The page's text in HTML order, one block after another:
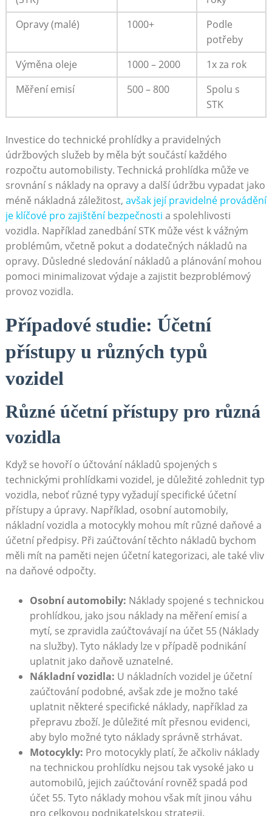
Opravy (malé)
1000+
Podle
potřeby
Výměna oleje
1000 – 2000
1x za rok
Měření emisí
500 – 800
Spolu s
STK
Investice do technické prohlídky a pravidelných
údržbových služeb by měla být součástí každého
rozpočtu automobilisty. Technická prohlídka může ve
srovnání s náklady na opravy a další údržbu vypadat jako
méně nákladná záležitost, avšak její pravidelné provádění
je klíčové pro zajištění bezpečnosti a spolehlivosti
vozidla. Například zanedbání STK může vést k vážným
problémům, včetně pokut a dodatečných nákladů na
opravy. Důsledné sledování nákladů a plánování mohou
pomoci minimalizovat výdaje a zajistit bezproblémový
provoz vozidla.
Případové studie: Účetní
přístupy u různých typů
vozidel
Různé účetní přístupy pro různá
vozidla
Když se hovoří o účtování nákladů spojených s
technickými prohlídkami vozidel, je důležité zohlednit typ
vozidla, neboť různé typy vyžadují specifické účetní
přístupy a úpravy. Například, osobní automobily,
nákladní vozidla a motocykly mohou mít různé daňové a
účetní předpisy. Při zaúčtování těchto nákladů bychom
měli mít na paměti nejen účetní kategorizaci, ale také vliv
na daňové odpočty.
Osobní automobily: Náklady spojené s technickou
prohlídkou, jako jsou náklady na měření emisí a
mytí, se zpravidla zaúčtovávají na účet 55 (Náklady
na služby). Tyto náklady lze v případě podnikání
uplatnit jako daňově uznatelné.
Nákladní vozidla: U nákladních vozidel je účetní
zaúčtování podobné, avšak zde je možno také
uplatnit některé specifické náklady, například za
přepravu zboží. Je důležité mít přesnou evidenci,
aby bylo možné tyto náklady správně strhávat.
Motocykly: Pro motocykly platí, že ačkoliv náklady
na technickou prohlídku nejsou tak vysoké jako u
automobilů, jejich zaúčtování rovněž spadá pod
účet 55. Tyto náklady mohou však mít jinou váhu
pro celkovou podnikatelskou strategii.